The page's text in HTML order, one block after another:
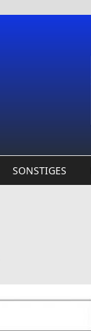
SONSTIGES